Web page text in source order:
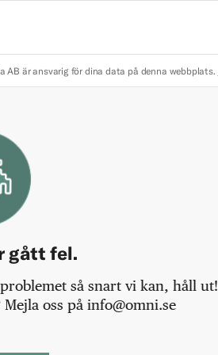
AB är ansvarig för dina data på denna webbplats.
gått fel.
så snart vi kan, håll ut!
oss på info@omni.se